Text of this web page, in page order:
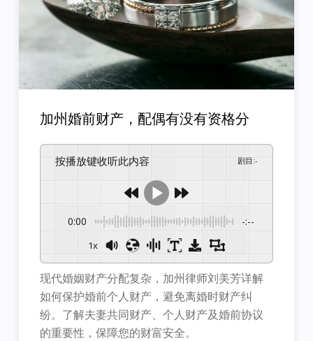
加州婚前财产，配偶有没有资格分
按播放键收听此内容 剧目 :-
0:00 -:--
1x
现代婚姻财产分配复杂，加州律师刘美芳详解
如何保护婚前个人财产，避免离婚时财产纠
纷。了解夫妻共同财产、个人财产及婚前协议
的重要性，保障您的财富安全。